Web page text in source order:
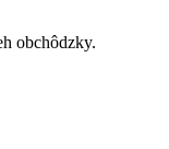
obchôdzky.